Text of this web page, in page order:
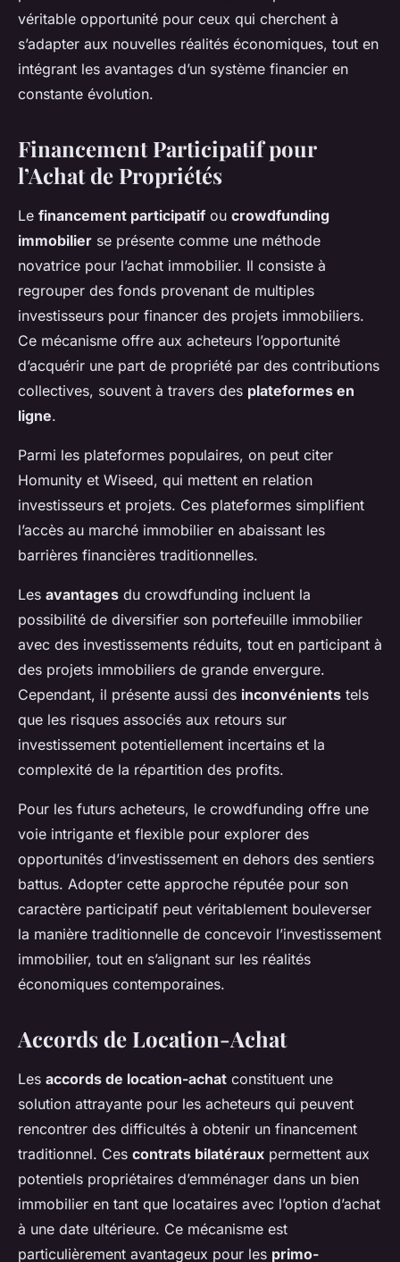
véritable opportunité pour ceux qui cherchent à
s’adapter aux nouvelles réalités économiques, tout en
intégrant les avantages d’un système financier en
constante évolution.
Financement Participatif pour
l’Achat de Propriétés
Le financement participatif ou crowdfunding
immobilier se présente comme une méthode
novatrice pour l’achat immobilier. Il consiste à
regrouper des fonds provenant de multiples
investisseurs pour financer des projets immobiliers.
Ce mécanisme offre aux acheteurs l’opportunité
d’acquérir une part de propriété par des contributions
collectives, souvent à travers des plateformes en
ligne.
Parmi les plateformes populaires, on peut citer
Homunity et Wiseed, qui mettent en relation
investisseurs et projets. Ces plateformes simplifient
l’accès au marché immobilier en abaissant les
barrières financières traditionnelles.
Les avantages du crowdfunding incluent la
possibilité de diversifier son portefeuille immobilier
avec des investissements réduits, tout en participant à
des projets immobiliers de grande envergure.
Cependant, il présente aussi des inconvénients tels
que les risques associés aux retours sur
investissement potentiellement incertains et la
complexité de la répartition des profits.
Pour les futurs acheteurs, le crowdfunding offre une
voie intrigante et flexible pour explorer des
opportunités d’investissement en dehors des sentiers
battus. Adopter cette approche réputée pour son
caractère participatif peut véritablement bouleverser
la manière traditionnelle de concevoir l’investissement
immobilier, tout en s’alignant sur les réalités
économiques contemporaines.
Accords de Location-Achat
Les accords de location-achat constituent une
solution attrayante pour les acheteurs qui peuvent
rencontrer des difficultés à obtenir un financement
traditionnel. Ces contrats bilatéraux permettent aux
potentiels propriétaires d’emménager dans un bien
immobilier en tant que locataires avec l’option d’achat
à une date ultérieure. Ce mécanisme est
particulièrement avantageux pour les primo-